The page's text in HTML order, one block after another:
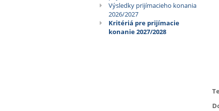
Výsledky prijímacieho konania
2026/2027
Kritériá pre prijímacie
konanie 2027/2028